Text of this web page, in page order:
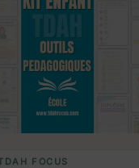
FOCUS